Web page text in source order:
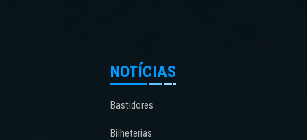
NOTÍCIAS
Bastidores
Bilheterias